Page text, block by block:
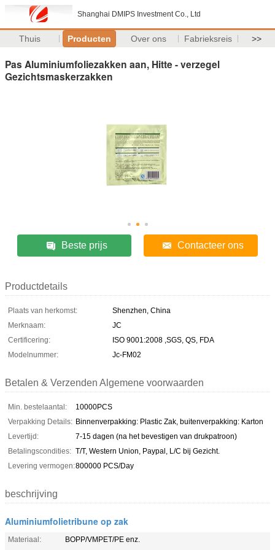
Shanghai DMIPS Investment Co., Ltd
Thuis Producten Over ons Fabrieksreis >>
Pas Aluminiumfoliezakken aan, Hitte - verzegel
Gezichtsmaskerzakken
Beste prijs Contacteer ons
Productdetails
Plaats van herkomst:
Shenzhen, China
Merknaam:
JC
Certificering:
ISO 9001:2008 ,SGS, QS, FDA
Modelnummer:
Jc-FM02
Betalen & Verzenden Algemene voorwaarden
Min. bestelaantal:
10000PCS
Verpakking Details: Binnenverpakking: Plastic Zak, buitenverpakking: Karton
Levertijd:
7-15 dagen (na het bevestigen van drukpatroon)
Betalingscondities: T/T, Western Union, Paypal, L/C bij Gezicht.
Levering vermogen:800000 PCS/Day
beschrijving
Aluminiumfolietribune op zak
Materiaal:
BOPP/VMPET/PE enz.